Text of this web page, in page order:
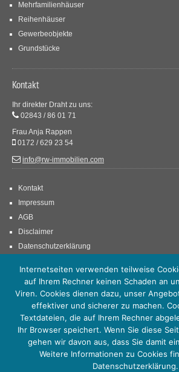
Mehrfamilienhäuser
Reihenhäuser
Gewerbeobjekte
Grundstücke
Kontakt
Ihr direkter Draht zu uns:
02843 / 86 01 71
Frau Anja Rappen
0172 / 629 23 54
info@rw-immobilien.com
Kontakt
Impressum
AGB
Disclaimer
Datenschutzerklärung
© 2012-2018 | Rappen Immobilien /// Anja Rappen –
Internetseiten verwenden teilweise
auf Ihrem Rechner keinen Schaden an
Viren. Cookies dienen dazu, unser
effektiver und sicherer zu machen.
Textdateien, die auf Ihrem Rechner
Ihr Browser speichert. Wenn Sie diese
gehen wir davon aus, dass Sie damit
Weitere Informationen zu Cookies
Datenschutzerklärung.